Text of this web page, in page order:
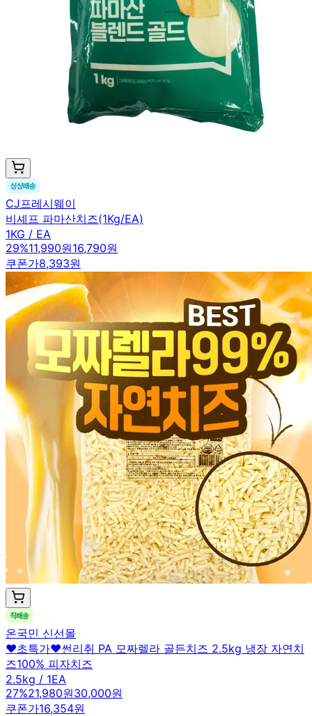
CJ프레시웨이
비셰프 파마산치즈(1Kg/EA)
1KG / EA
29%11,990원16,790원
쿠폰가8,393원
온국민 신선몰
❤️초특가❤️썬리취 PA 모짜렐라 골든치즈 2.5kg 냉장 자연치
즈100% 피자치즈
2.5kg / 1EA
27%21,980원30,000원
쿠폰가16,354원